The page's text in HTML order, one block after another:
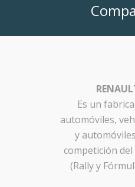
Es un
automóviles,
y
competición
(Rally y